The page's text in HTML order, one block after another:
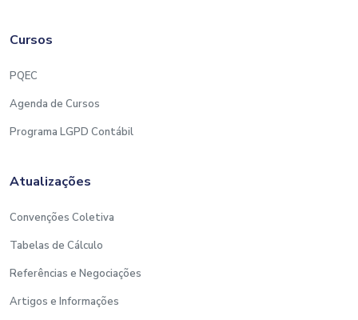
Cursos
PQEC
Agenda de Cursos
Programa LGPD Contábil
Atualizações
Convenções Coletiva
Tabelas de Cálculo
Referências e Negociações
Artigos e Informações